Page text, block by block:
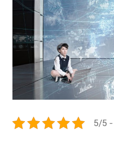
5/5 -